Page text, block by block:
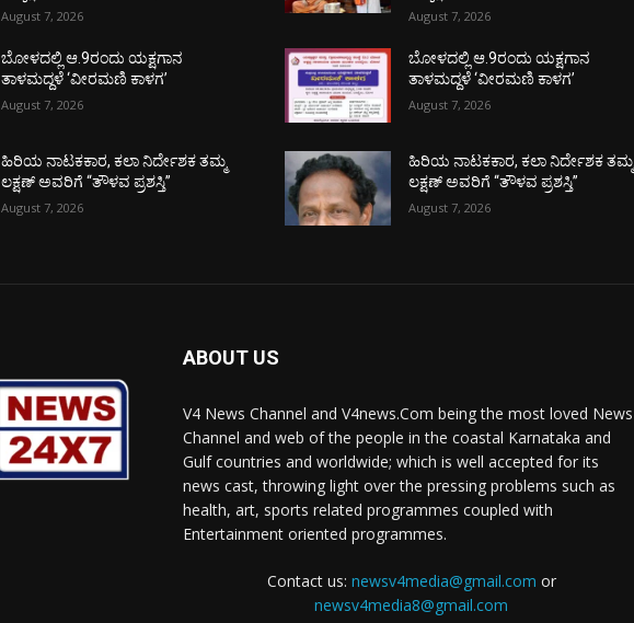
August 7, 2026
ಬೋಳದಲ್ಲಿ ಆ.9ರಂದು ಯಕ್ಷಗಾನ
ತಾಳಮದ್ದಳೆ ‘ವೀರಮಣಿ ಕಾಳಗ’
August 7, 2026
ಹಿರಿಯ ನಾಟಕಕಾರ, ಕಲಾ ನಿರ್ದೇಶಕ ತಮ್ಮ
ಲಕ್ಷಣ್ ಅವರಿಗೆ “ತೌಳವ ಪ್ರಶಸ್ತಿ”
August 7, 2026
August 7, 2026
ಬೋಳದಲ್ಲಿ ಆ.9ರಂದು ಯಕ್ಷಗಾನ
ತಾಳಮದ್ದಳೆ ‘ವೀರಮಣಿ ಕಾಳಗ’
August 7, 2026
ಹಿರಿಯ ನಾಟಕಕಾರ, ಕಲಾ ನಿರ್ದೇಶಕ ತಮ್ಮ
ಲಕ್ಷಣ್ ಅವರಿಗೆ “ತೌಳವ ಪ್ರಶಸ್ತಿ”
August 7, 2026
ABOUT US
V4 News Channel and V4news.Com being the most loved News
Channel and web of the people in the coastal Karnataka and
Gulf countries and worldwide; which is well accepted for its
news cast, throwing light over the pressing problems such as
health, art, sports related programmes coupled with
Entertainment oriented programmes.
Contact us: newsv4media@gmail.com or
newsv4media8@gmail.com